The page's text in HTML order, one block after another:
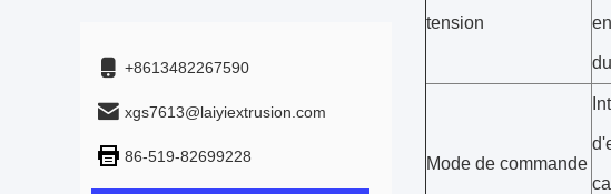
+8613482267590
xgs7613@laiyiextrusion.com
86-519-82699228
tension
Mode de commande